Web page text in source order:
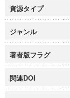
資源タイプ
ジャンル
著者版フラグ
関連DOI